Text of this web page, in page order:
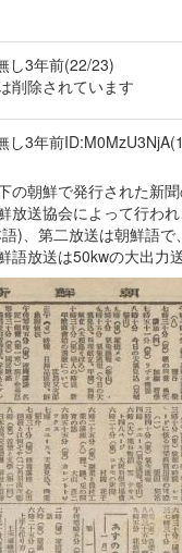
し3年前(22/23)
削除されています
し3年前
の朝鮮で発行された新聞
放送協会によって行わ
)、第二放送は朝鮮語で
語放送は50kwの大出力